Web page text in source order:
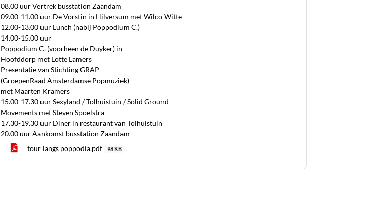
08.00 uur Vertrek busstation Zaandam
09.00-11.00 uur De Vorstin in Hilversum met Wilco Witte
12.00-13.00 uur Lunch (nabij Poppodium C.)
14.00-15.00 uur
Poppodium C. (voorheen de Duyker) in
Hoofddorp met Lotte Lamers
Presentatie van Stichting GRAP
(GroepenRaad Amsterdamse Popmuziek)
met Maarten Kramers
15.00-17.30 uur Sexyland / Tolhuistuin / Solid Ground
Movements met Steven Spoelstra
17.30-19.30 uur Diner in restaurant van Tolhuistuin
20.00 uur Aankomst busstation Zaandam
tour langs poppodia.pdf 98 KB